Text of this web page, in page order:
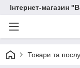
Інтернет-магазин
Товари та